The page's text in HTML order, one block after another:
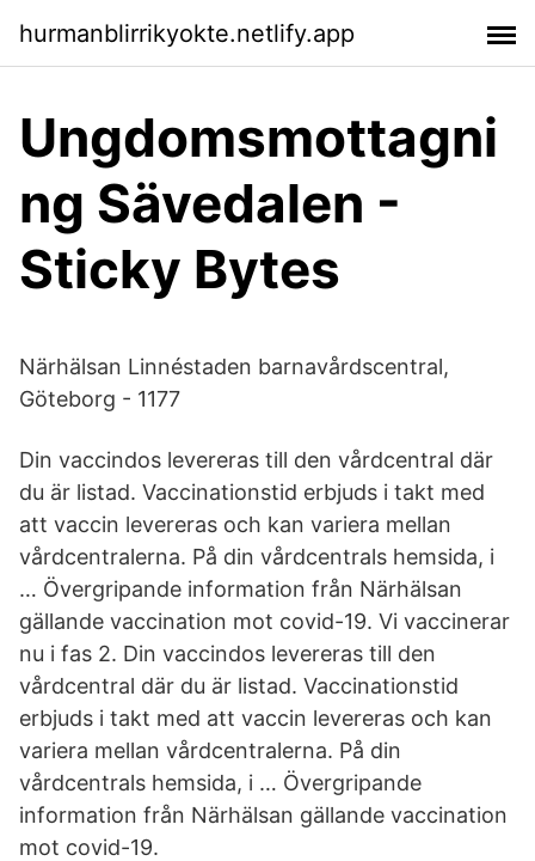
hurmanblirrikyokte.netlify.app
Ungdomsmottagni
ng Sävedalen -
Sticky Bytes
Närhälsan Linnéstaden barnavårdscentral,
Göteborg - 1177
Din vaccindos levereras till den vårdcentral där
du är listad. Vaccinationstid erbjuds i takt med
att vaccin levereras och kan variera mellan
vårdcentralerna. På din vårdcentrals hemsida, i
… Övergripande information från Närhälsan
gällande vaccination mot covid-19. Vi vaccinerar
nu i fas 2. Din vaccindos levereras till den
vårdcentral där du är listad. Vaccinationstid
erbjuds i takt med att vaccin levereras och kan
variera mellan vårdcentralerna. På din
vårdcentrals hemsida, i … Övergripande
information från Närhälsan gällande vaccination
mot covid-19.